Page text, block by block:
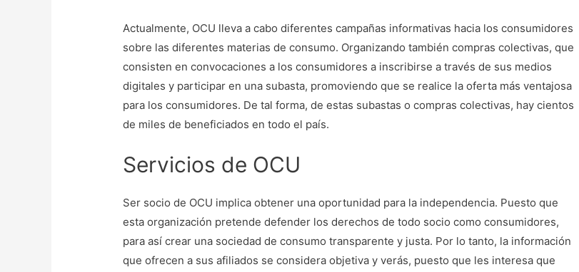
Actualmente, OCU lleva a cabo diferentes campañas informativas hacia los consumidores
sobre las diferentes materias de consumo. Organizando también compras colectivas, que
consisten en convocaciones a los consumidores a inscribirse a través de sus medios
digitales y participar en una subasta, promoviendo que se realice la oferta más ventajosa
para los consumidores. De tal forma, de estas subastas o compras colectivas, hay cientos
de miles de beneficiados en todo el país.
Servicios de OCU
Ser socio de OCU implica obtener una oportunidad para la independencia. Puesto que
esta organización pretende defender los derechos de todo socio como consumidores,
para así crear una sociedad de consumo transparente y justa. Por lo tanto, la información
que ofrecen a sus afiliados se considera objetiva y verás, puesto que les interesa que